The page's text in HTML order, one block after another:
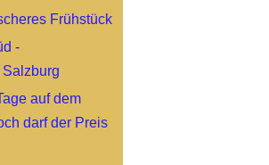
Frühstück
-
auf dem
darf der Preis